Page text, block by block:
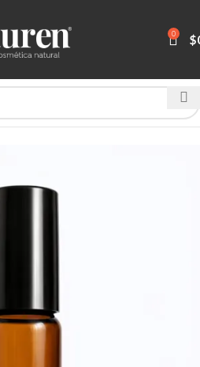
0 $